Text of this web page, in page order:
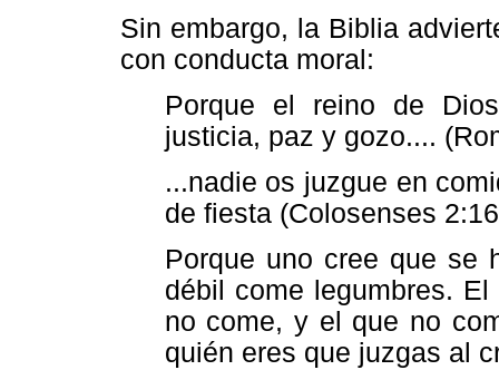
Sin embargo, la Biblia
con conducta moral:
Porque el reino de
justicia, paz y gozo....
...nadie os juzgue en
de fiesta (Colosenses
Porque uno cree que se
débil come legumbres.
no come, y el que no
quién eres que juzgas al